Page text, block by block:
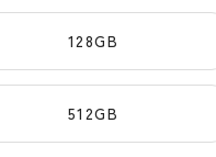
128GB
512GB